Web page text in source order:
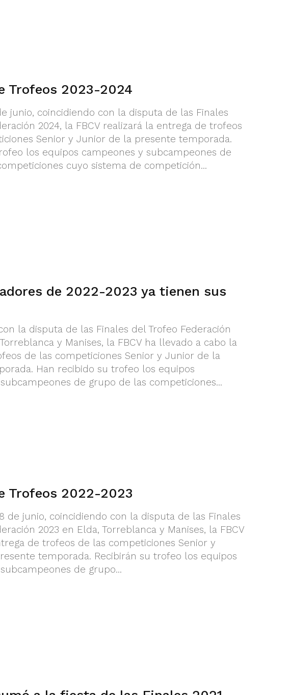
Trofeos 2023-2024
junio, coincidiendo con la disputa de las Finales
2024, la FBCV realizará la entrega de trofeos
Senior y Junior de la presente temporada.
los equipos campeones y subcampeones de
cuyo sistema de competición...
de 2022-2023 ya tienen sus
la disputa de las Finales del Trofeo Federación
y Manises, la FBCV ha llevado a cabo la
de las competiciones Senior y Junior de la
Han recibido su trofeo los equipos
de grupo de las competiciones...
Trofeos 2022-2023
de junio, coincidiendo con la disputa de las Finales
2023 en Elda, Torreblanca y Manises, la FBCV
de trofeos de las competiciones Senior y
temporada. Recibirán su trofeo los equipos
de grupo...